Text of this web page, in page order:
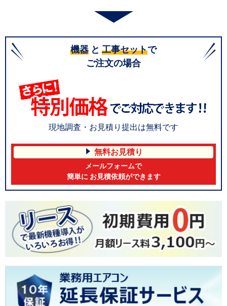
機器 と 工事セットで
ご注文の場合
現地調査・お見積り提出は無料です
無料お見積り
メールフォームで
簡単に お見積依頼ができます